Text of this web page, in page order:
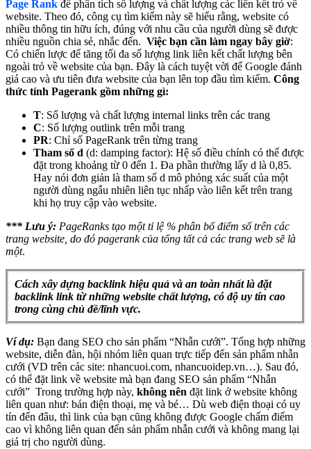
Page Rank để phân tích số lượng và chất lượng các liên kết trỏ về
website. Theo đó, công cụ tìm kiếm này sẽ hiểu rằng, website có
nhiều thông tin hữu ích, đúng với nhu cầu của người dùng sẽ được
nhiều nguồn chia sẻ, nhắc đến. Việc bạn cần làm ngay bây giờ:
Có chiến lược để tăng tối đa số lượng link liên kết chất lượng bên
ngoài trỏ về website của bạn. Đây là cách tuyệt vời để Google đánh
giá cao và ưu tiên đưa website của bạn lên top đầu tìm kiếm. Công
thức tính Pagerank gồm những gì:
T: Số lượng và chất lượng internal links trên các trang
C: Số lượng outlink trên mỗi trang
PR: Chỉ số PageRank trên từng trang
Tham số d (d: damping factor): Hệ số điều chỉnh có thể được
đặt trong khoảng từ 0 đến 1. Đa phần thường lấy d là 0,85.
Hay nói đơn giản là tham số d mô phỏng xác suất của một
người dùng ngẫu nhiên liên tục nhấp vào liên kết trên trang
khi họ truy cập vào website.
*** Lưu ý: PageRanks tạo một tỉ lệ % phân bố điểm số trên các
trang website, do đó pagerank của tổng tất cả các trang web sẽ là
một.
Cách xây dựng backlink hiệu quả và an toàn nhất là đặt
backlink link từ những website chất lượng, có độ uy tín cao
trong cùng chủ đề/lĩnh vực.
Ví dụ: Bạn đang SEO cho sản phẩm “Nhẫn cưới”. Tổng hợp những
website, diễn đàn, hội nhóm liên quan trực tiếp đến sản phẩm nhẫn
cưới (VD trên các site: nhancuoi.com, nhancuoidep.vn…). Sau đó,
có thể đặt link về website mà bạn đang SEO sản phẩm “Nhẫn
cưới” Trong trường hợp này, không nên đặt link ở website không
liên quan như: bán điện thoại, mẹ và bé… Dù web điện thoại có uy
tín đến đâu, thì link của bạn cũng không được Google chấm điểm
cao vì không liên quan đến sản phẩm nhẫn cưới và không mang lại
giá trị cho người dùng.